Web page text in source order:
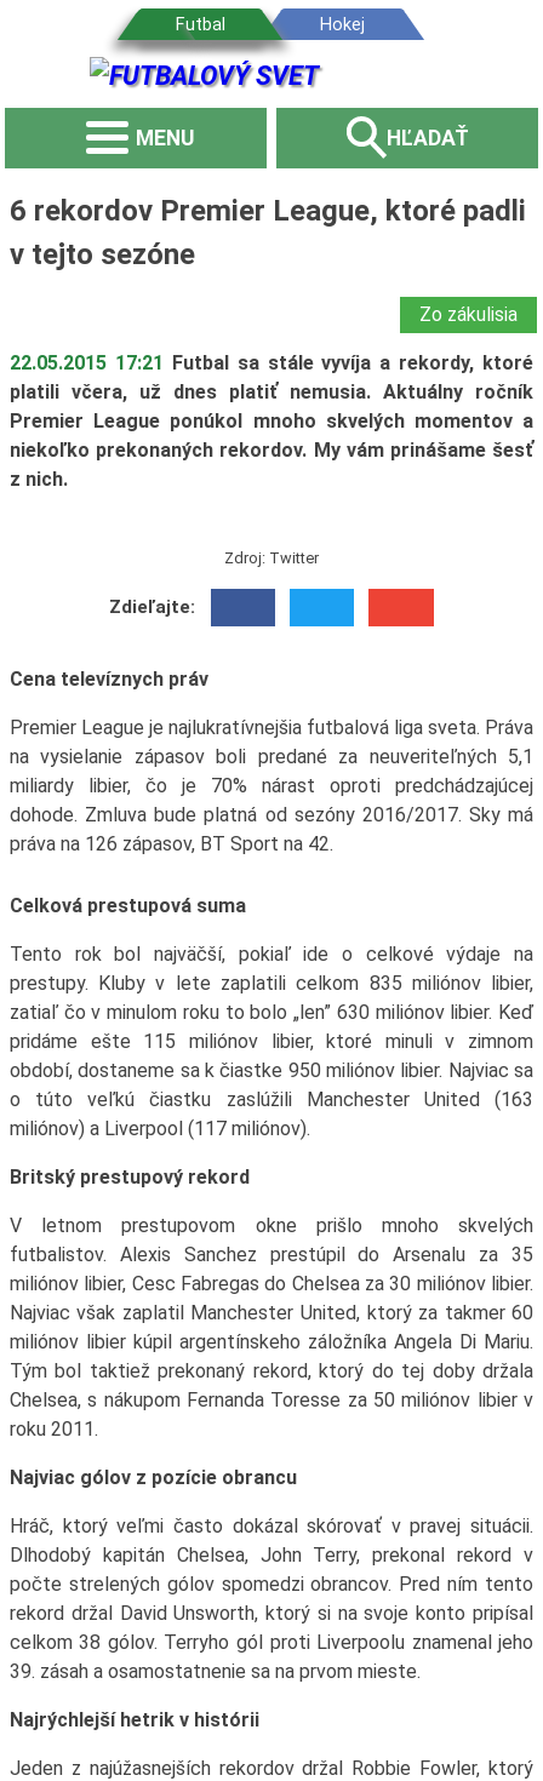
MENU HĽADAŤ
6 rekordov Premier League, ktoré padli
v tejto sezóne
Zo zákulisia
22.05.2015 17:21 Futbal sa stále vyvíja a rekordy, ktoré
platili včera, už dnes platiť nemusia. Aktuálny ročník
Premier League ponúkol mnoho skvelých momentov a
niekoľko prekonaných rekordov. My vám prinášame šesť
z nich.
Zdroj: Twitter
Zdieľajte:
Cena televíznych práv
Premier League je najlukratívnejšia futbalová liga sveta. Práva
na vysielanie zápasov boli predané za neuveriteľných 5,1
miliardy libier, čo je 70% nárast oproti predchádzajúcej
dohode. Zmluva bude platná od sezóny 2016/2017. Sky má
práva na 126 zápasov, BT Sport na 42.
Celková prestupová suma
Tento rok bol najväčší, pokiaľ ide o celkové výdaje na
prestupy. Kluby v lete zaplatili celkom 835 miliónov libier,
zatiaľ čo v minulom roku to bolo „len” 630 miliónov libier. Keď
pridáme ešte 115 miliónov libier, ktoré minuli v zimnom
období, dostaneme sa k čiastke 950 miliónov libier. Najviac sa
o túto veľkú čiastku zaslúžili Manchester United (163
miliónov) a Liverpool (117 miliónov).
Britský prestupový rekord
V letnom prestupovom okne prišlo mnoho skvelých
futbalistov. Alexis Sanchez prestúpil do Arsenalu za 35
miliónov libier, Cesc Fabregas do Chelsea za 30 miliónov libier.
Najviac však zaplatil Manchester United, ktorý za takmer 60
miliónov libier kúpil argentínskeho záložníka Angela Di Mariu.
Tým bol taktiež prekonaný rekord, ktorý do tej doby držala
Chelsea, s nákupom Fernanda Toresse za 50 miliónov libier v
roku 2011.
Najviac gólov z pozície obrancu
Hráč, ktorý veľmi často dokázal skórovať v pravej situácii.
Dlhodobý kapitán Chelsea, John Terry, prekonal rekord v
počte strelených gólov spomedzi obrancov. Pred ním tento
rekord držal David Unsworth, ktorý si na svoje konto pripísal
celkom 38 gólov. Terryho gól proti Liverpoolu znamenal jeho
39. zásah a osamostatnenie sa na prvom mieste.
Najrýchlejší hetrik v histórii
Jeden z najúžasnejších rekordov držal Robbie Fowler, ktorý